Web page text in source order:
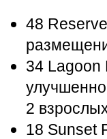
48
34 Lagoon
2
18 Sunset